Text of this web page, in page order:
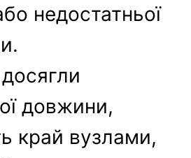
недостатньої
довжини,
край вузлами,